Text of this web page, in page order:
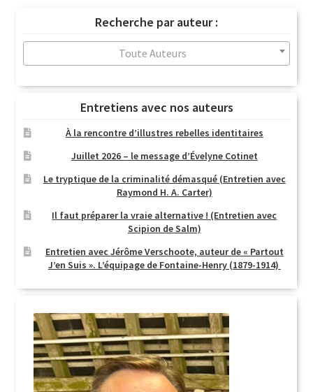
Recherche par auteur :
Toute Auteurs
Entretiens avec nos auteurs
À la rencontre d’illustres rebelles identitaires
Juillet 2026 – le message d’Évelyne Cotinet
Le tryptique de la criminalité démasqué (Entretien avec
Raymond H. A. Carter)
Il faut préparer la vraie alternative ! (Entretien avec
Scipion de Salm)
Entretien avec Jérôme Verschoote, auteur de « Partout
J’en Suis ». L’équipage de Fontaine-Henry (1879-1914)